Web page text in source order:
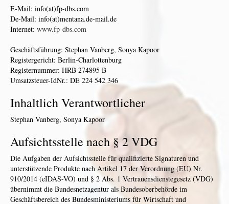
E-Mail: info(at)fp-dbs.com
De-Mail: info(at)mentana.de-mail.de
Internet: www.fp-dbs.com
Geschäftsführung: Stephan Vanberg, Sonya Kapoor
Registergericht: Berlin-Charlottenburg
Registernummer: HRB 274895 B
Umsatzsteuer-IdNr.: DE 224 542 346
Inhaltlich Verantwortlicher
Stephan Vanberg, Sonya Kapoor
Aufsichtsstelle nach § 2 VDG
Die Aufgaben der Aufsichtsstelle für qualifizierte Signaturen und
unterstützende Produkte nach Artikel 17 der Verordnung (EU) Nr.
910/2014 (eIDAS-VO) und § 2 Abs. 1 Vertrauensdienstegesetz (VDG)
übernimmt die Bundesnetzagentur als Bundesoberbehörde im
Geschäftsbereich des Bundesministeriums für Wirtschaft und